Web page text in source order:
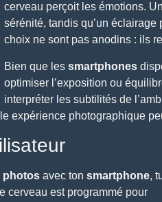
cerveau perçoit les émotions.
sérénité, tandis qu’un
choix ne sont pas anodins : ils
Bien que les smartphones
optimiser l’exposition ou
interpréter les subtilités de
expérience photographique
photos avec ton smartphone,
cerveau est programmé pour